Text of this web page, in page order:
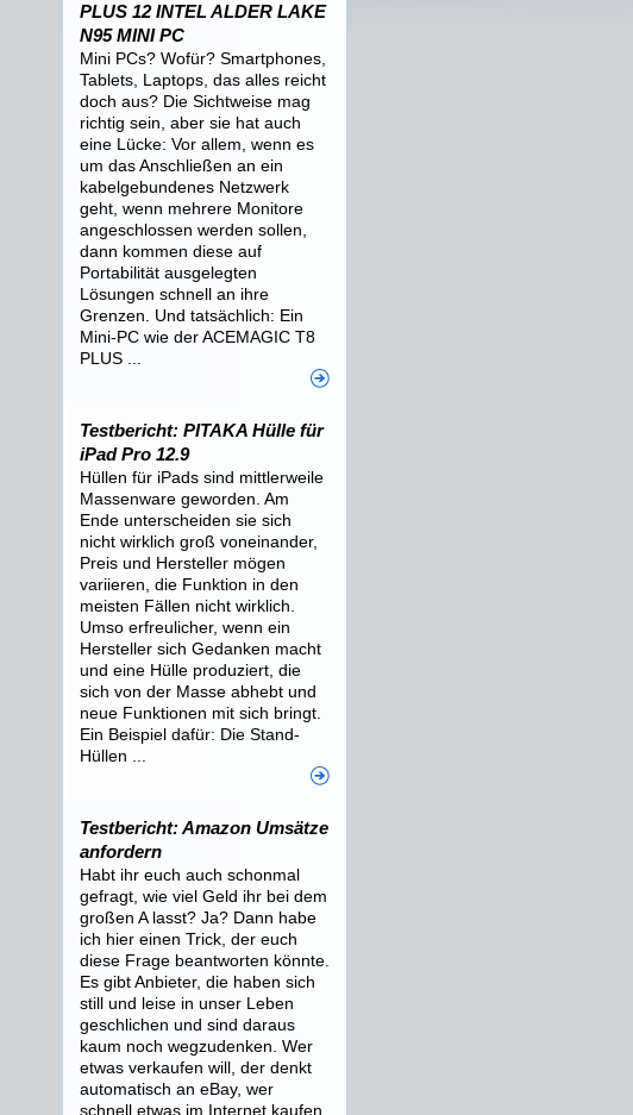
PLUS 12 INTEL ALDER LAKE
N95 MINI PC
Mini PCs? Wofür? Smartphones,
Tablets, Laptops, das alles reicht
doch aus? Die Sichtweise mag
richtig sein, aber sie hat auch
eine Lücke: Vor allem, wenn es
um das Anschließen an ein
kabelgebundenes Netzwerk
geht, wenn mehrere Monitore
angeschlossen werden sollen,
dann kommen diese auf
Portabilität ausgelegten
Lösungen schnell an ihre
Grenzen. Und tatsächlich: Ein
Mini-PC wie der ACEMAGIC T8
PLUS ...
Testbericht: PITAKA Hülle für
iPad Pro 12.9
Hüllen für iPads sind mittlerweile
Massenware geworden. Am
Ende unterscheiden sie sich
nicht wirklich groß voneinander,
Preis und Hersteller mögen
variieren, die Funktion in den
meisten Fällen nicht wirklich.
Umso erfreulicher, wenn ein
Hersteller sich Gedanken macht
und eine Hülle produziert, die
sich von der Masse abhebt und
neue Funktionen mit sich bringt.
Ein Beispiel dafür: Die Stand-
Hüllen ...
Testbericht: Amazon Umsätze
anfordern
Habt ihr euch auch schonmal
gefragt, wie viel Geld ihr bei dem
großen A lasst? Ja? Dann habe
ich hier einen Trick, der euch
diese Frage beantworten könnte.
Es gibt Anbieter, die haben sich
still und leise in unser Leben
geschlichen und sind daraus
kaum noch wegzudenken. Wer
etwas verkaufen will, der denkt
automatisch an eBay, wer
schnell etwas im Internet kaufen